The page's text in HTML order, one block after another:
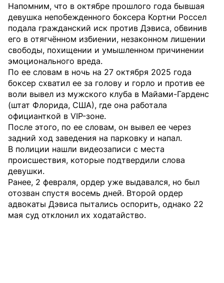
Напомним, что в октябре прошлого года бывшая
девушка непобежденного боксера Кортни Россел
подала гражданский иск против Дэвиса, обвинив
его в отягчённом избиении, незаконном лишении
свободы, похищении и умышленном причинении
эмоционального вреда.
По ее словам в ночь на 27 октября 2025 года
боксер схватил ее за голову и горло и против ее
воли вывел из мужского клуба в Майами-Гарденс
(штат Флорида, США), где она работала
официанткой в ​​VIP-зоне.
После этого, по ее словам, он вывел ее через
задний ход заведения на парковку и напал.
В полиции нашли видеозаписи с места
происшествия, которые подтвердили слова
девушки.
Ранее, 2 февраля, ордер уже выдавался, но был
отозван спустя восемь дней. Второй ордер
адвокаты Дэвиса пытались оспорить, однако 22
мая суд отклонил их ходатайство.